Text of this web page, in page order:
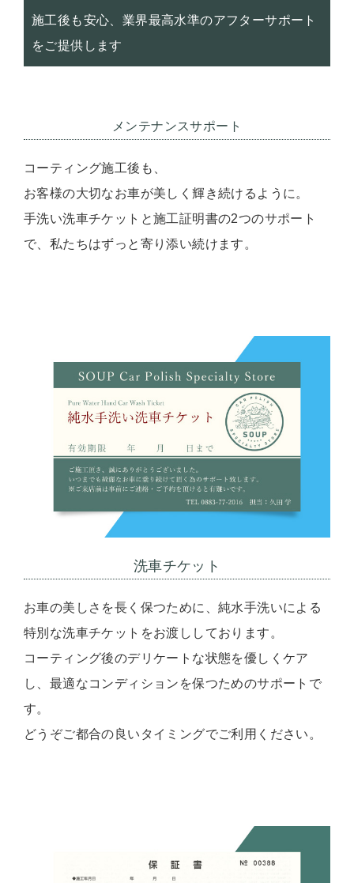
施工後も安心、業界最高水準のアフターサポート
をご提供します
メンテナンスサポート
コーティング施工後も、
お客様の大切なお車が美しく輝き続けるように。
手洗い洗車チケットと施工証明書の2つのサポート
で、私たちはずっと寄り添い続けます。
洗車チケット
お車の美しさを長く保つために、純水手洗いによる
特別な洗車チケットをお渡ししております。
コーティング後のデリケートな状態を優しくケア
し、最適なコンディションを保つためのサポートで
す。
どうぞご都合の良いタイミングでご利用ください。